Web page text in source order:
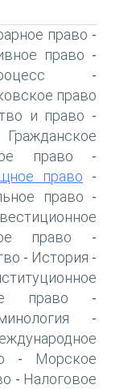
право -
право -
-
право
и право -
Гражданское
право -
право -
право -
право -
- История -
право -
-
-
Морское
- Налоговое